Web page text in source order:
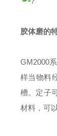
胶体磨的
GM2000
样当物料
槽。定子
材料，可